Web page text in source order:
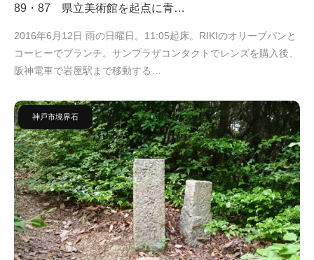
89・87 県立美術館を起点に青…
2016年6月12日 雨の日曜日。11:05起床。RIKIのオリーブパンと
コーヒーでブランチ。サンプラザコンタクトでレンズを購入後、
阪神電車で岩屋駅まで移動する…
神戸市境界石